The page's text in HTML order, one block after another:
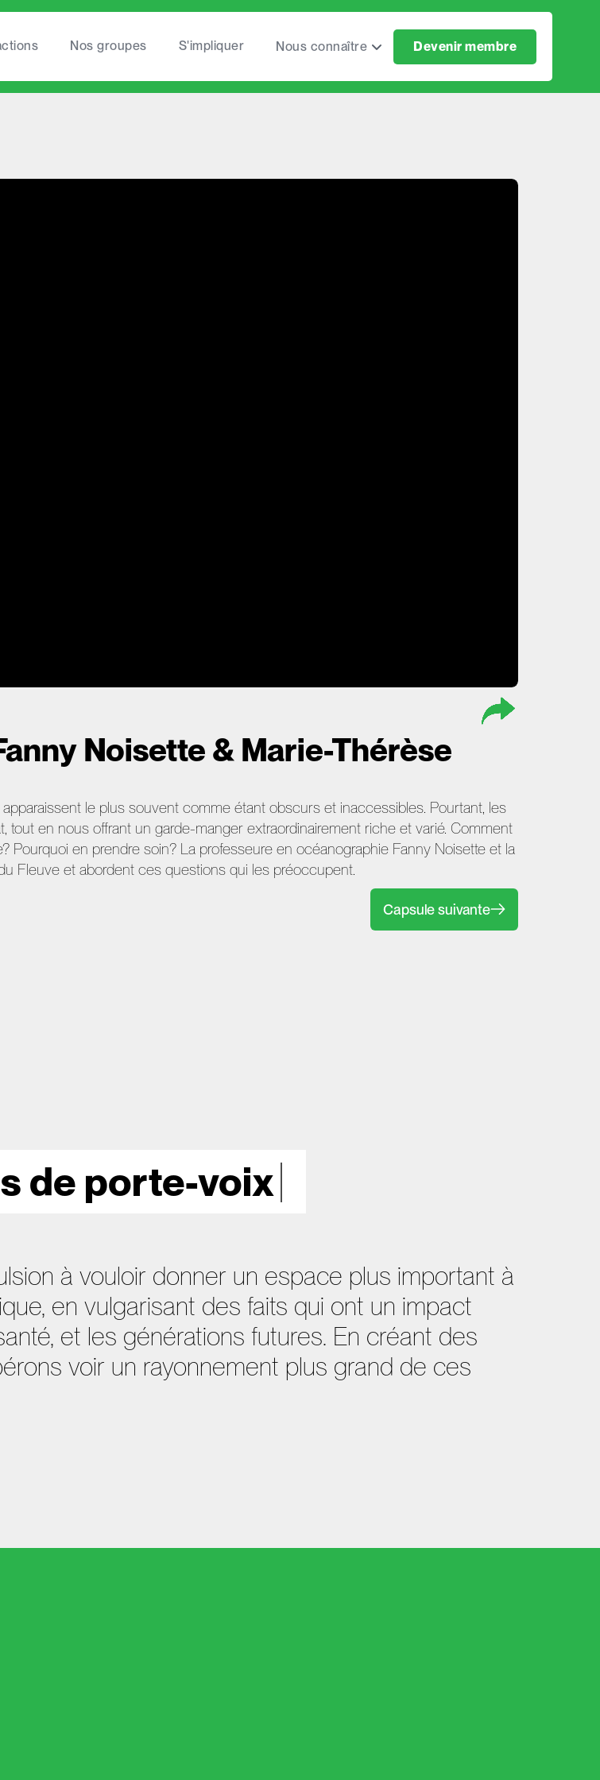
Nos groupes S'impliquer Nous connaître Devenir membre
Noisette & Marie-Thérèse
le plus souvent comme étant obscurs et inaccessibles. Pourtant, les
tout en nous offrant un garde-manger extraordinairement riche et varié. Comment
en prendre soin? La professeure en océanographie Fanny Noisette et la
Fleuve et abordent ces questions qui les préoccupent.
Capsule suivante
de porte-voix
à vouloir donner un espace plus important à
en vulgarisant des faits qui ont un impact
et les générations futures. En créant des
voir un rayonnement plus grand de ces